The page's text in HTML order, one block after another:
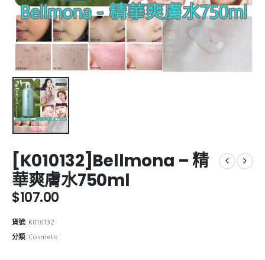
[K010132]Bellmona – 精
華爽膚水750ml
$107.00
貨號: K010132
分類: Cosmetic